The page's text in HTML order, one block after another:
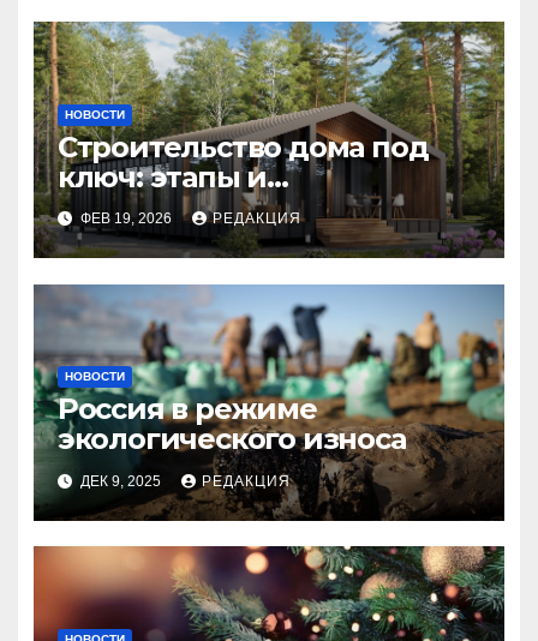
НОВОСТИ
Строительство дома под
ключ: этапы и
планирование бюджета
ФЕВ 19, 2026 РЕДАКЦИЯ
НОВОСТИ
Россия в режиме
экологического износа
ДЕК 9, 2025 РЕДАКЦИЯ